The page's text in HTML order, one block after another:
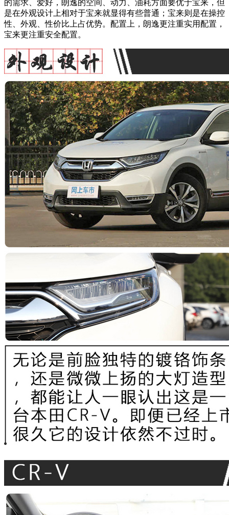
的需求、爱好，朗逸的空间、动力、油耗方面要优于宝来，但
是在外观设计上相对于宝来就显得有些普通；宝来则是在操控
性、外观、性价比上占优势。配置上，朗逸更注重实用配置，
宝来更注重安全配置。